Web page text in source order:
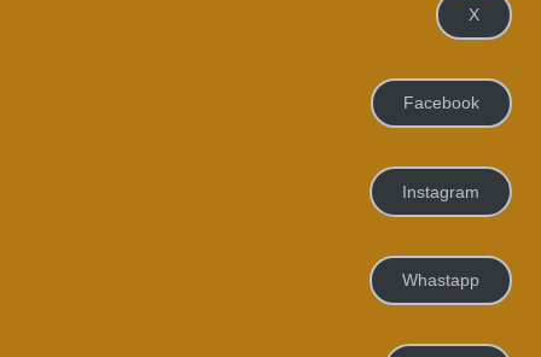
X
Facebook
Instagram
Whastapp